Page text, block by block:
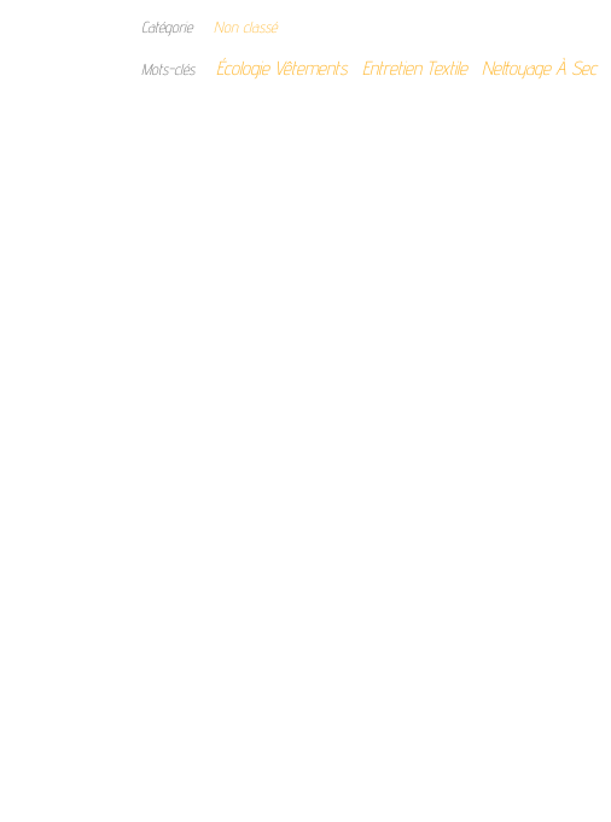
Catégorie Non classé
Mots-clés Écologie Vêtements Entretien Textile Nettoyage À Sec